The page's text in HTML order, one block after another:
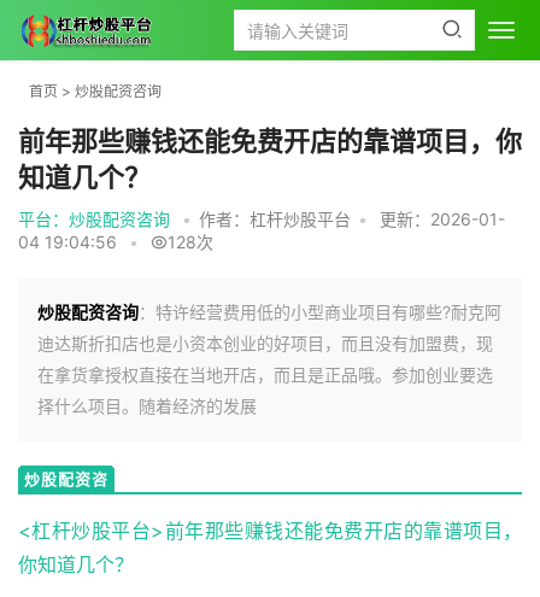
首页 > 炒股配资咨询
前年那些赚钱还能免费开店的靠谱项目，你
知道几个？
平台：炒股配资咨询 • 作者：杠杆炒股平台 •
更新：2026-01-
04 19:04:56
• 128次
炒股配资咨询：特许经营费用低的小型商业项目有哪些?耐克阿
迪达斯折扣店也是小资本创业的好项目，而且没有加盟费，现
在拿货拿授权直接在当地开店，而且是正品哦。参加创业要选
择什么项目。随着经济的发展
炒股配资咨
<杠杆炒股平台>前年那些赚钱还能免费开店的靠谱项目，
你知道几个？